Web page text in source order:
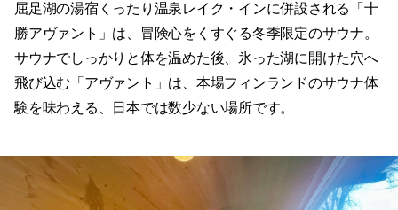
屈足湖の湯宿くったり温泉レイク・インに併設される「十
勝アヴァント」は、冒険心をくすぐる冬季限定のサウナ。
サウナでしっかりと体を温めた後、氷った湖に開けた穴へ
飛び込む「アヴァント」は、本場フィンランドのサウナ体
験を味わえる、日本では数少ない場所です。